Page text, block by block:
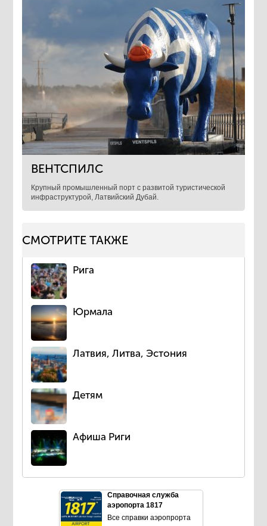
ВЕНТСПИЛС
Крупный промышленный порт с развитой туристической
инфраструктурой, Латвийский Дубай.
СМОТРИТЕ ТАКЖЕ
Рига
Юрмала
Латвия, Литва, Эстония
Детям
Афиша Риги
Справочная служба
аэропорта 1817
Все справки аэропрорта